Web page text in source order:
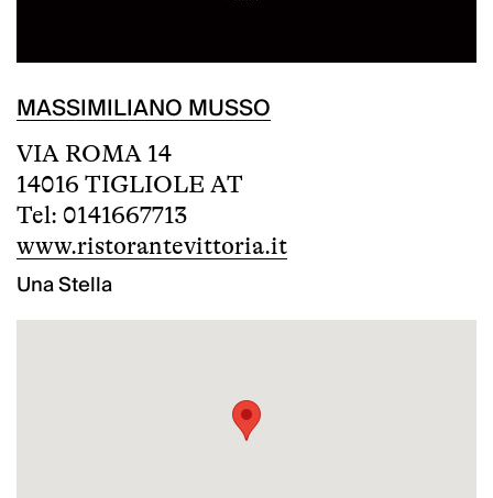
MASSIMILIANO MUSSO
VIA ROMA 14
14016 TIGLIOLE AT
Tel: 0141667713
www.ristorantevittoria.it
Una Stella